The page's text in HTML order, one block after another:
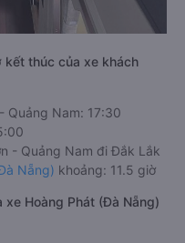
kết thúc của xe khách
Quảng Nam: 17:30
- Quảng Nam đi Đắk Lắk
Nẵng) khoảng: 11.5 giờ
xe Hoàng Phát (Đà Nẵng)